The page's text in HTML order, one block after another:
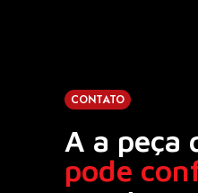
CONTATO
A a peça
pode